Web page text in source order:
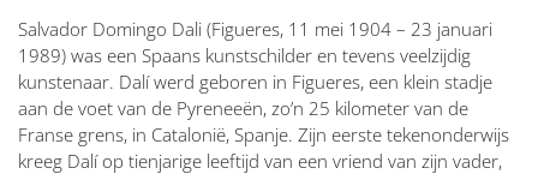
Salvador Domingo Dali (Figueres, 11 mei 1904 – 23 januari
1989) was een Spaans kunstschilder en tevens veelzijdig
kunstenaar. Dalí werd geboren in Figueres, een klein stadje
aan de voet van de Pyreneeën, zo’n 25 kilometer van de
Franse grens, in Catalonië, Spanje. Zijn eerste tekenonderwijs
kreeg Dalí op tienjarige leeftijd van een vriend van zijn vader,